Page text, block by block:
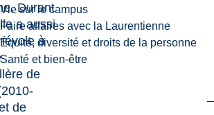
Vie sur le campus
Faire affaires avec la Laurentienne
Équité, diversité et droits de la personne
Santé et bien-être
Durant
a aussi
à
de
de